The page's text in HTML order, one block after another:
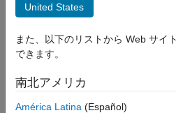
Zuriqat
Last
seen:
以上
前
United States
また、以下のリストから Web サイ
できます。
南北アメリカ
América Latina (Español)